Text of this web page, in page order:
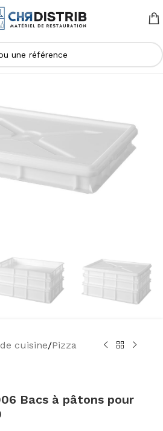
cuisine/Pizza
Bacs à pâtons pour